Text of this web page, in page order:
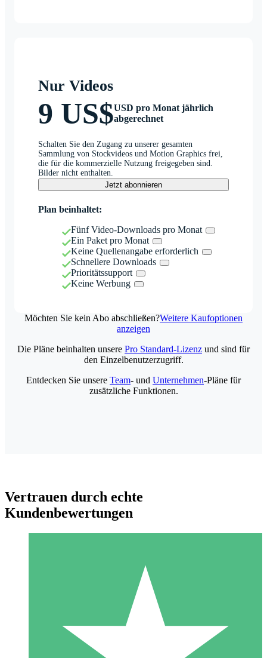
Nur Videos
9 US$USD pro Monat jährlich
abgerechnet
Schalten Sie den Zugang zu unserer gesamten
Sammlung von Stockvideos und Motion Graphics frei,
die für die kommerzielle Nutzung freigegeben sind.
Bilder nicht enthalten.
Jetzt abonnieren
Plan beinhaltet:
Fünf Video-Downloads pro Monat
Ein Paket pro Monat
Keine Quellenangabe erforderlich
Schnellere Downloads
Prioritätssupport
Keine Werbung
Möchten Sie kein Abo abschließen?Weitere Kaufoptionen
anzeigen
Individuelle Credit-Pakete
Zahlen Sie nach Bedarf mit Download-Credits. Keine
monatliche Verpflichtung erforderlich.
Die Pläne beinhalten unsere Pro Standard-Lizenz und sind für
den Einzelbenutzerzugriff.
Entdecken Sie unsere Team- und Unternehmen-Pläne für
zusätzliche Funktionen.
Vertrauen durch echte
Kundenbewertungen